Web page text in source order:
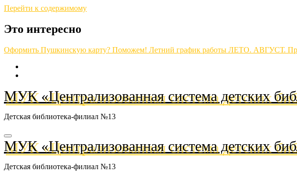
Перейти к содержимому
Это интересно
Оформить Пушкинскую карту? Поможем! Летний график работы ЛЕТО. АВГУСТ.
МУК «Централизованная система детских
Детская библиотека-филиал №13
МУК «Централизованная система детских
Детская библиотека-филиал №13